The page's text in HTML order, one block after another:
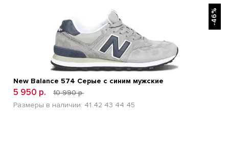
-46%
New Balance 574 Серые с синим мужские
5 950 р.
10 990 р.
Размеры в наличии: 41 42 43 44 45